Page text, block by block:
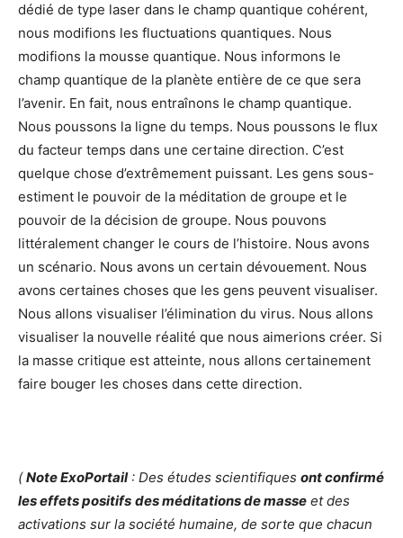
dédié de type laser dans le champ quantique cohérent,
nous modifions les fluctuations quantiques. Nous
modifions la mousse quantique. Nous informons le
champ quantique de la planète entière de ce que sera
l’avenir. En fait, nous entraînons le champ quantique.
Nous poussons la ligne du temps. Nous poussons le flux
du facteur temps dans une certaine direction. C’est
quelque chose d’extrêmement puissant. Les gens sous-
estiment le pouvoir de la méditation de groupe et le
pouvoir de la décision de groupe. Nous pouvons
littéralement changer le cours de l’histoire. Nous avons
un scénario. Nous avons un certain dévouement. Nous
avons certaines choses que les gens peuvent visualiser.
Nous allons visualiser l’élimination du virus. Nous allons
visualiser la nouvelle réalité que nous aimerions créer. Si
la masse critique est atteinte, nous allons certainement
faire bouger les choses dans cette direction.
(Note ExoPortail: Des études scientifiques ont confirmé
les effets positifs des méditations de masse et des
activations sur la société humaine, de sorte que chacun